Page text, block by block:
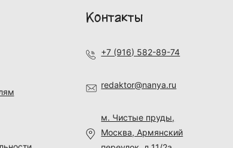
Контакты
+7 (916) 582-89-74
redaktor@nanya.ru
м. Чистые пруды,
Москва, Армянский